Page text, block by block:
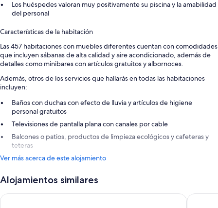
Los huéspedes valoran muy positivamente su piscina y la amabilidad
del personal
Características de la habitación
Las 457 habitaciones con muebles diferentes cuentan con comodidades
que incluyen sábanas de alta calidad y aire acondicionado, además de
detalles como minibares con artículos gratuitos y albornoces.
Además, otros de los servicios que hallarás en todas las habitaciones
incluyen:
Baños con duchas con efecto de lluvia y artículos de higiene
personal gratuitos
Televisiones de pantalla plana con canales por cable
Balcones o patios, productos de limpieza ecológicos y cafeteras y
teteras
Ver más acerca de este alojamiento
Alojamientos similares
Dreams Cap Cana Resort & Spa - All Inclusive TRS